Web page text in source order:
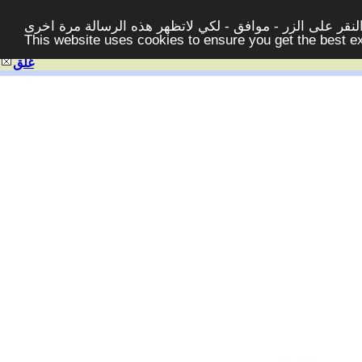
على الزر - موافق - لكي لاتظهر هذه الرسالة مرة اخرى -
This website uses cookies to ensure you get the best
غلق